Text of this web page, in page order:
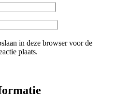
in deze browser voor de
plaats.